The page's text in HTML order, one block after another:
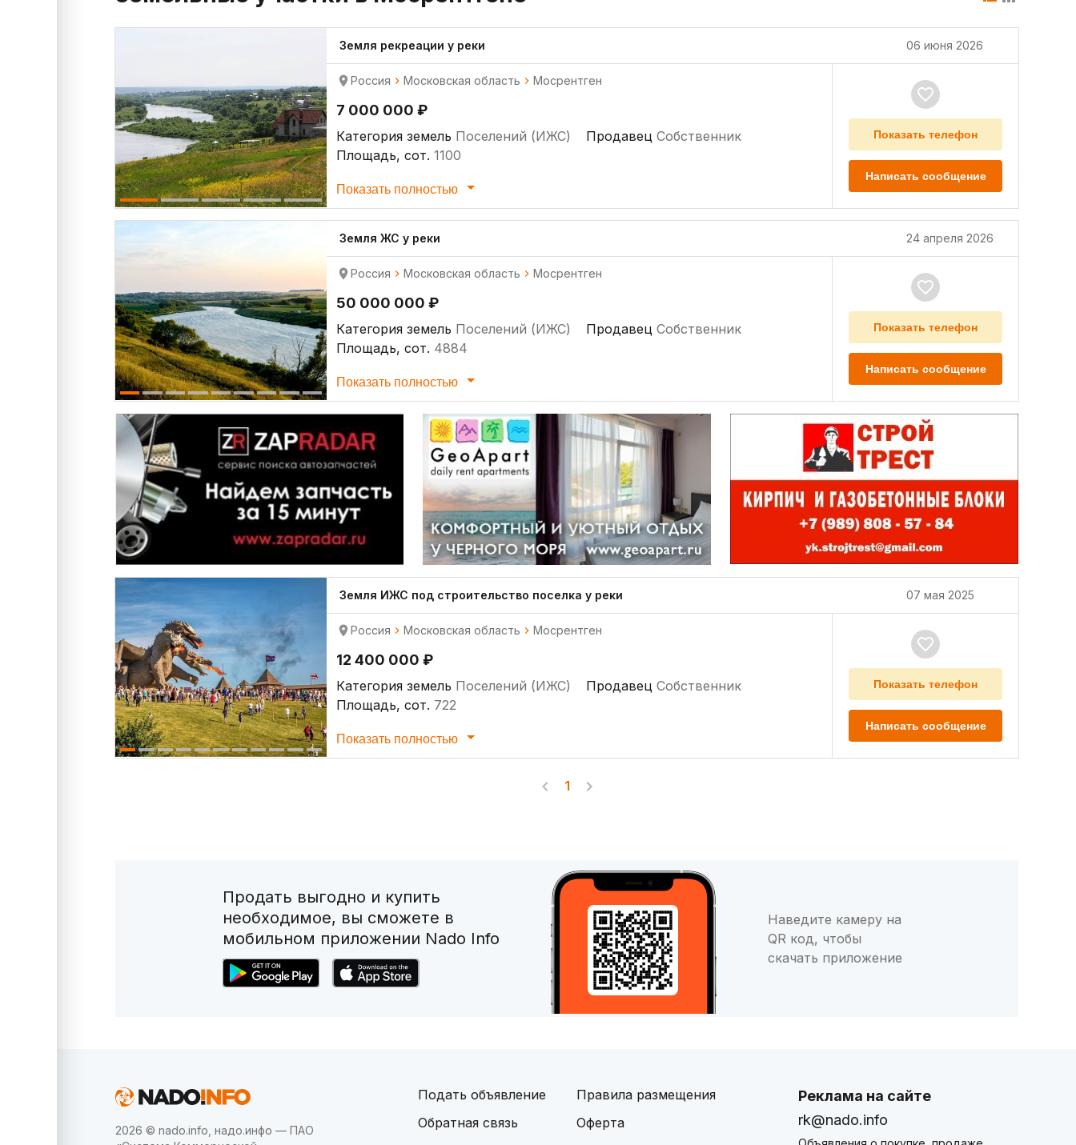
Земля рекреации у реки 06 июня 2026
Россия Московская область Мосрентген
7 000 000 ₽
Категория земель Поселений (ИЖС)
Площадь, сот. 1100
Продавец Собственник
Показать полностью
Показать телефон
Написать сообщение
Земля ЖС у реки 24 апреля 2026
Россия Московская область Мосрентген
50 000 000 ₽
Категория земель Поселений (ИЖС)
Площадь, сот. 4884
Продавец Собственник
Показать полностью
Показать телефон
Написать сообщение
Земля ИЖС под строительство поселка у реки 07 мая 2025
Россия Московская область Мосрентген
12 400 000 ₽
Категория земель Поселений (ИЖС)
Площадь, сот. 722
Продавец Собственник
Показать полностью
Показать телефон
Написать сообщение
1
Продать выгодно и купить
необходимое, вы сможете в
мобильном приложении Nado Info
Наведите камеру на
QR код, чтобы
скачать приложение
2026 © nado.info, надо.инфо — ПАО
Подать объявление
Обратная связь
Правила размещения
Оферта
Реклама на сайте
rk@nado.info